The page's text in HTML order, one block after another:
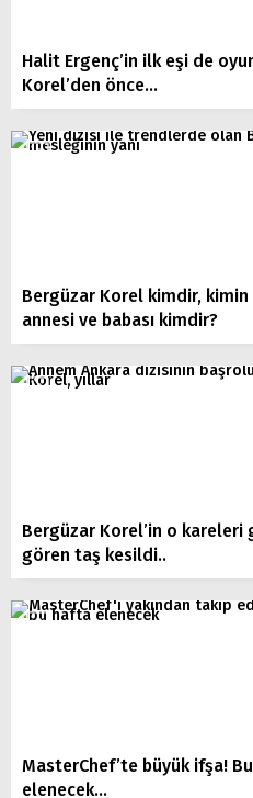
Halit Ergenç’in ilk eşi de
Korel’den önce…
Bergüzar Korel kimdir, kimin
annesi ve babası kimdir?
Bergüzar Korel’in o kareleri
gören taş kesildi..
MasterChef’te büyük ifşa!
elenecek…